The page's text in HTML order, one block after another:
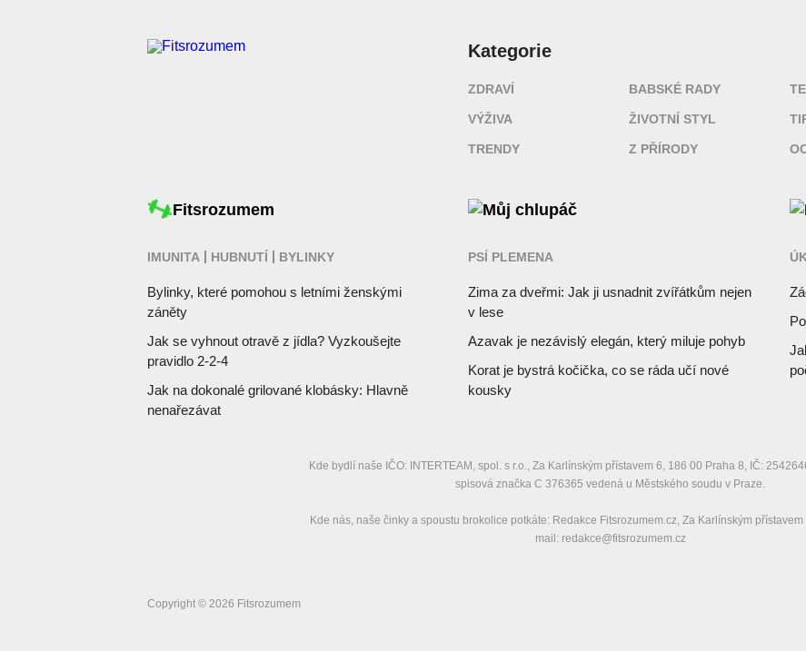
Kategorie
ZDRAVÍ
VÝŽIVA
TRENDY
BABSKÉ RADY
ŽIVOTNÍ STYL
Z PŘÍRODY
Fitsrozumem
IMUNITA HUBNUTÍ BYLINKY
Bylinky, které pomohou s letními ženskými
záněty
Jak se vyhnout otravě z jídla? Vyzkoušejte
pravidlo 2-2-4
Jak na dokonalé grilované klobásky: Hlavně
nenařezávat
Můj chlupáč
PSÍ PLEMENA
Zima za dveřmi: Jak ji usnadnit zvířátkům nejen
v lese
Azavak je nezávislý elegán, který miluje pohyb
Korat je bystrá kočička, co se ráda učí nové
kousky
Kde bydlí naše IČO: INTERTEAM, spol. s r.o., Za Karlínským přístavem 6, 186 00 Praha 8, IČ:
spisová značka C 376365 vedená u Městského soudu v Praze.
Kde nás, naše činky a spoustu brokolice potkáte: Redakce Fitsrozumem.cz, Za Karlínským
mail: redakce@fitsrozumem.cz
Copyright © 2026 Fitsrozumem